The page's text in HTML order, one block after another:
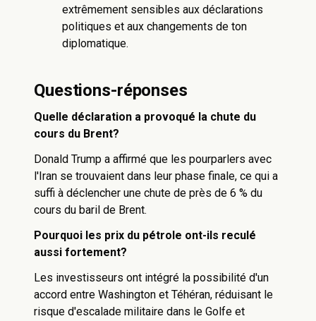
extrêmement sensibles aux déclarations
politiques et aux changements de ton
diplomatique.
Questions-réponses
Quelle déclaration a provoqué la chute du
cours du Brent?
Donald Trump a affirmé que les pourparlers avec
l'Iran se trouvaient dans leur phase finale, ce qui a
suffi à déclencher une chute de près de 6 % du
cours du baril de Brent.
Pourquoi les prix du pétrole ont-ils reculé
aussi fortement?
Les investisseurs ont intégré la possibilité d'un
accord entre Washington et Téhéran, réduisant le
risque d'escalade militaire dans le Golfe et